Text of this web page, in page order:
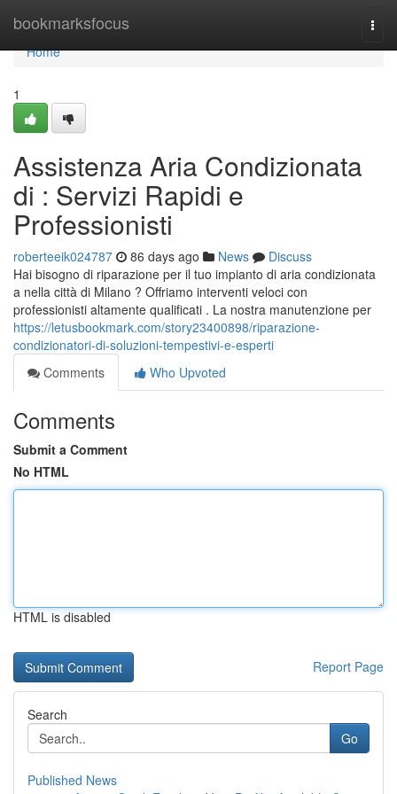
bookmarksfocus
Home
Home
1
Assistenza Aria Condizionata
di : Servizi Rapidi e
Professionisti
roberteeik024787 86 days ago News
Discuss
Hai bisogno di riparazione per il tuo impianto di aria condizionata
a nella città di Milano ? Offriamo interventi veloci con
professionisti altamente qualificati . La nostra manutenzione per
https://letusbookmark.com/story23400898/riparazione-
condizionatori-di-soluzioni-tempestivi-e-esperti
Comments
Who Upvoted
Comments
Submit a Comment
No HTML
HTML is disabled
Report Page
Search
Go
Published News